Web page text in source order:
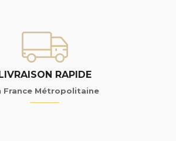
RAPIDE
France Métropolitaine